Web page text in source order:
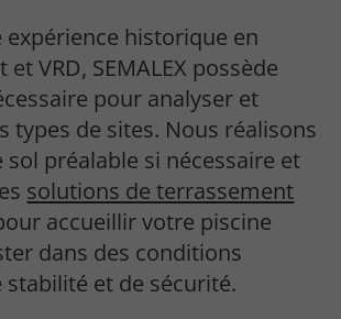
expérience historique en
VRD, SEMALEX possède
pour analyser et
types de sites. Nous réalisons
sol préalable si nécessaire et
solutions de terrassement
accueillir votre piscine
dans des conditions
et de sécurité.